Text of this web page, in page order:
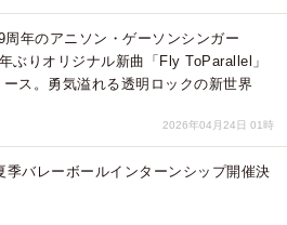
周年のアニソン・ゲーソンシンガー
ぶりオリジナル新曲「Fly ToParallel」
ース。勇気溢れる透明ロックの新世界
2026年04月24日 01時
季バレーボールインターンシップ開催決